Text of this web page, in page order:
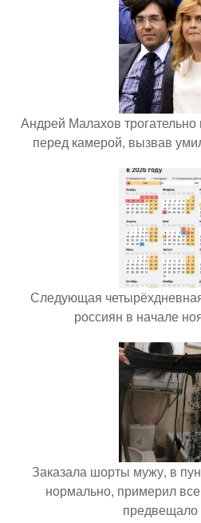
Андрей Малахов
перед камерой, вызвав
Следующая
россиян в начале
Заказала шорты мужу, в
нормально, примерил